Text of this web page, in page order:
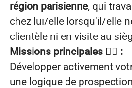
région parisienne, qui
chez lui/elle lorsqu'il/elle
clientèle ni en visite au
Missions principales 🕵️‍♂️ :
Développer activement
une logique de